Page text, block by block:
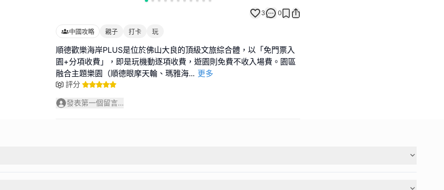
3 0
中國攻略 親子 打卡 玩
順德歡樂海岸PLUS是位於佛山大良的頂級文旅綜合體，以「免門票入
園+分項收費」，即是玩機動逐項收費，遊園則免費不收入場費。園區
融合主題樂園（順德眼摩天輪、瑪雅海... 更多
評分
發表第一個留言...